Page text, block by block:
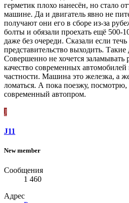
герметик плохо нанесён, но стало
машине. Да и двигатель явно не
получают они его в сборе из-за
болты и обязали проехать ещё 500-
даже без очереди. Сказали если течь
представительство выходить. Такие
Совершенно не хочется заламывать
качество современных
частности. Машина это железка, а
ломаться. А пока поезжу,
современный автопром.
J
J11
New member
Сообщения
1 460
Адрес